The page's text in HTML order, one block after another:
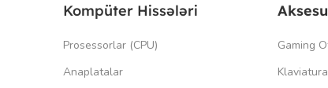
Kompüter Hissələri
Prosessorlar (CPU)
Anaplatalar
Gaming